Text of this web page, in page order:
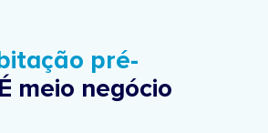
pré-
É meio negócio